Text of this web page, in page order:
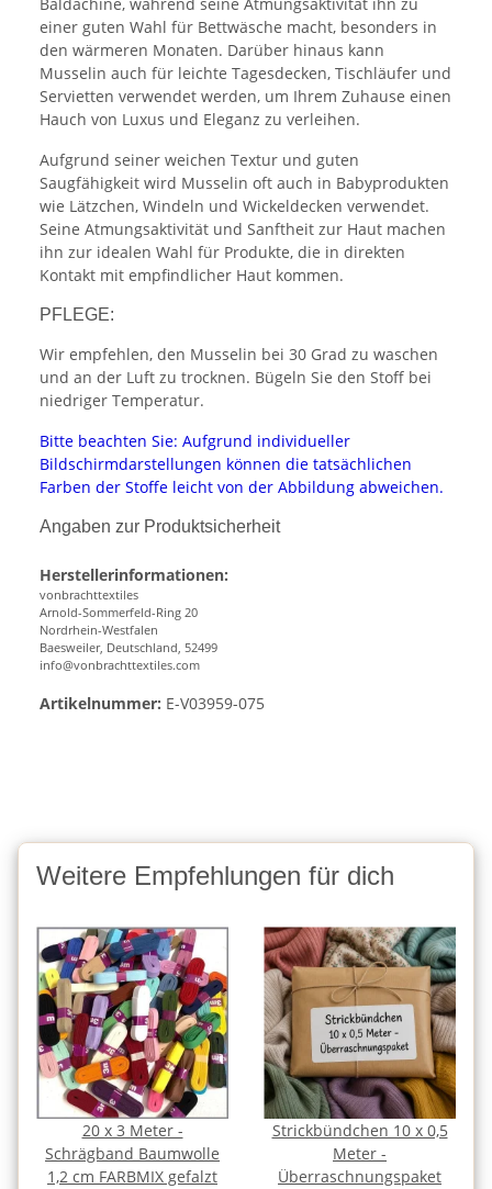
einer guten Wahl für Bettwäsche macht, besonders in
den wärmeren Monaten. Darüber hinaus kann
Musselin auch für leichte Tagesdecken, Tischläufer und
Servietten verwendet werden, um Ihrem Zuhause einen
Hauch von Luxus und Eleganz zu verleihen.
Aufgrund seiner weichen Textur und guten
Saugfähigkeit wird Musselin oft auch in Babyprodukten
wie Lätzchen, Windeln und Wickeldecken verwendet.
Seine Atmungsaktivität und Sanftheit zur Haut machen
ihn zur idealen Wahl für Produkte, die in direkten
Kontakt mit empfindlicher Haut kommen.
PFLEGE:
Wir empfehlen, den Musselin bei 30 Grad zu waschen
und an der Luft zu trocknen. Bügeln Sie den Stoff bei
niedriger Temperatur.
Bitte beachten Sie: Aufgrund individueller
Bildschirmdarstellungen können die tatsächlichen
Farben der Stoffe leicht von der Abbildung abweichen.
Angaben zur Produktsicherheit
Herstellerinformationen:
vonbrachttextiles
Arnold-Sommerfeld-Ring 20
Nordrhein-Westfalen
Baesweiler, Deutschland, 52499
info@vonbrachttextiles.com
Artikelnummer: E-V03959-075
Weitere Empfehlungen für dich
20 x 3 Meter -
Schrägband Baumwolle
1,2 cm FARBMIX gefalzt
Strickbündchen 10 x 0,5
Meter -
Überraschnungspaket